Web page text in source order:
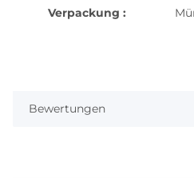
Verpackung :
Bewertungen